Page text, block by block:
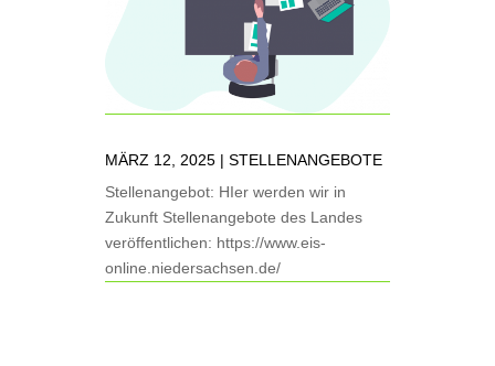
MÄRZ 12, 2025| STELLENANGEBOTE
Stellenangebot: HIer werden wir in
Zukunft Stellenangebote des Landes
veröffentlichen: https://www.eis-
online.niedersachsen.de/